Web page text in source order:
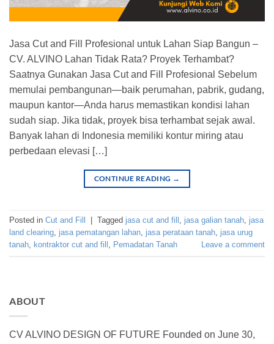
Jasa Cut and Fill Profesional untuk Lahan Siap Bangun –
CV. ALVINO Lahan Tidak Rata? Proyek Terhambat?
Saatnya Gunakan Jasa Cut and Fill Profesional Sebelum
memulai pembangunan—baik perumahan, pabrik, gudang,
maupun kantor—Anda harus memastikan kondisi lahan
sudah siap. Jika tidak, proyek bisa terhambat sejak awal.
Banyak lahan di Indonesia memiliki kontur miring atau
perbedaan elevasi […]
CONTINUE READING →
Posted in Cut and Fill Tagged jasa cut and fill jasa galian tanah jasa
land clearing jasa pematangan lahan jasa perataan tanah jasa urug
tanah
kontraktor cut and fill Pemadatan Tanah Leave a comment
ABOUT
CV ALVINO DESIGN OF FUTURE Founded on June 30,